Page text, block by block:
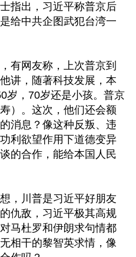
指出，习近平称普京后
给中共企图武犯台湾一
有网友称，上次普京到
讲，随著科技发展，本
岁，70岁还是小孩。普京
）。这次，他们还会额
消息？像这种反叛、违
利欲望作用下道德变异
的合作，能给本国人民
，川普是习近平好朋友
仇敌，习近平极其高规
马杜罗和伊朗求句情都
相干的黎智英求情，像